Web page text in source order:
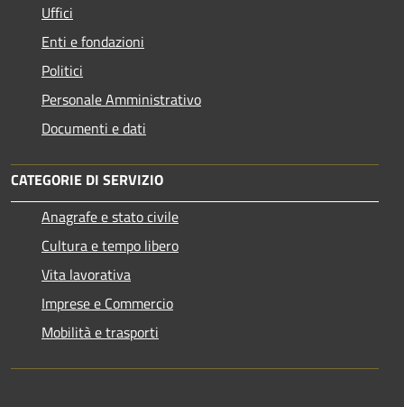
Uffici
Enti e fondazioni
Politici
Personale Amministrativo
Documenti e dati
CATEGORIE DI SERVIZIO
Anagrafe e stato civile
Cultura e tempo libero
Vita lavorativa
Imprese e Commercio
Mobilità e trasporti